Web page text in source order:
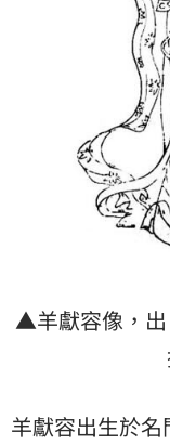
▲羊獻容像，出
羊獻容出生於